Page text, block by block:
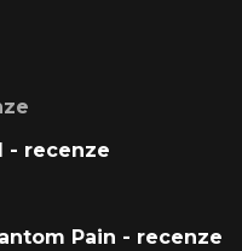
- recenze
Pain - recenze